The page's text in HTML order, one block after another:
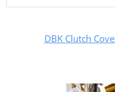
DBK Clutch